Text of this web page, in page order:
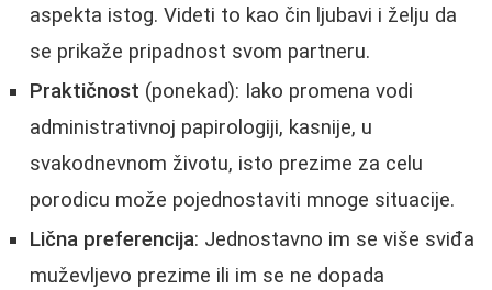
aspekta istog. Videti to kao čin ljubavi i želju da
se prikaže pripadnost svom partneru.
Praktičnost (ponekad): Iako promena vodi
administrativnoj papirologiji, kasnije, u
svakodnevnom životu, isto prezime za celu
porodicu može pojednostaviti mnoge situacije.
Lična preferencija: Jednostavno im se više sviđa
muževljevo prezime ili im se ne dopada